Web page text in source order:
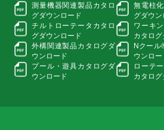
測量機器関連製品カタロ
グダウンロード
無電柱
グダウン
チルトローテータカタロ
グダウンロード
ワーキ
カタロ
外構関連製品カタログダ
ウンロード
Nクール
ウンロー
プール・遊具カタログダ
ウンロード
ローテ
カタロ